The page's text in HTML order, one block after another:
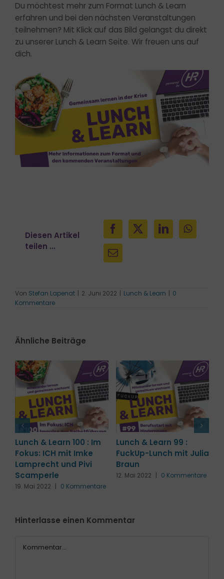
Du möchtest mehr zum Format Lunch & Learn
erfahren und bei den nächsten Veranstaltungen
teilnehmen? Mit Klick auf das Bild gelangst du direkt
zu unserer Lunch & Learn Seite. Wir freuen uns auf
dich.
Diesen Artikel
teilen ...
Von Stefan Lapenat | 2. Juni 2022 | Lunch & Learn | 0
Kommentare
Ähnliche Beiträge
Lunch & Learn 95 :
Inklusive Mobilität
19. Apr. 2022 | 0 Kommentare
Lunch & Learn 107 :
Musterwechsel
7. Juli 2022
Kommentar